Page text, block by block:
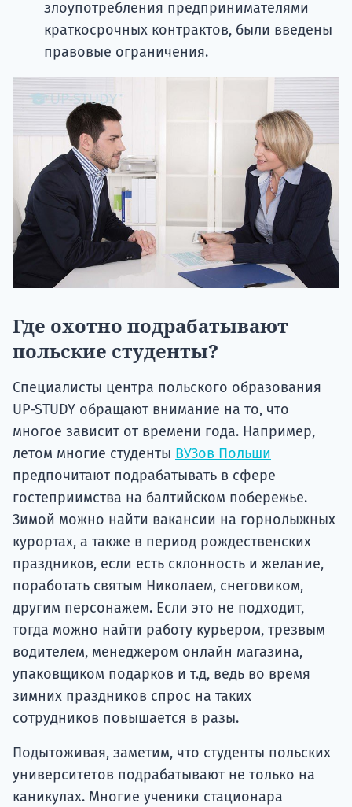
злоупотребления предпринимателями
краткосрочных контрактов, были введены
правовые ограничения.
Где охотно подрабатывают
польские студенты?
Специалисты центра польского образования
UP-STUDY обращают внимание на то, что
многое зависит от времени года. Например,
летом многие студенты ВУЗов Польши
предпочитают подрабатывать в сфере
гостеприимства на балтийском побережье.
Зимой можно найти вакансии на горнолыжных
курортах, а также в период рождественских
праздников, если есть склонность и желание,
поработать святым Николаем, снеговиком,
другим персонажем. Если это не подходит,
тогда можно найти работу курьером, трезвым
водителем, менеджером онлайн магазина,
упаковщиком подарков и т.д, ведь во время
зимних праздников спрос на таких
сотрудников повышается в разы.
Подытоживая, заметим, что студенты польских
университетов подрабатывают не только на
каникулах. Многие ученики стационара